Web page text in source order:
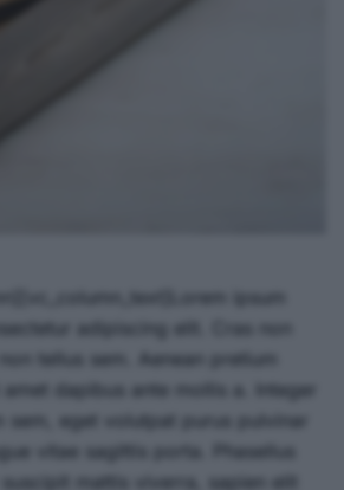
ipsum
adipiscing elit. Cras non
tellus sem. Aenean pretium
dapibus ante mollis a. Integer
sem, eget volutpat purus pulvinar
vitae sagittis porta. Phasellus
mattis viverra, sapien elit